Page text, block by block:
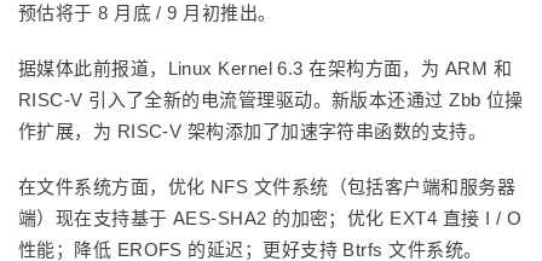
预估将于 8 月底 / 9 月初推出。
据媒体此前报道，Linux Kernel 6.3 在架构方面，为 ARM 和
RISC-V 引入了全新的电流管理驱动。新版本还通过 Zbb 位操
作扩展，为 RISC-V 架构添加了加速字符串函数的支持。
在文件系统方面，优化 NFS 文件系统（包括客户端和服务器
端）现在支持基于 AES-SHA2 的加密；优化 EXT4 直接 I / O
性能；降低 EROFS 的延迟；更好支持 Btrfs 文件系统。